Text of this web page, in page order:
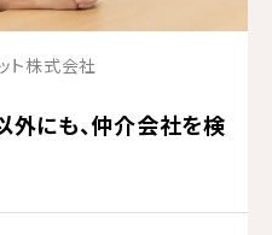
ト株式会社
外にも、仲介会社を検